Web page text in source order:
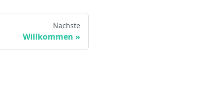
Nächste
Willkommen